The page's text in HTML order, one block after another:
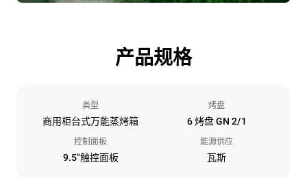
产品规格
类型
商用柜台式万能蒸烤箱
烤盘
6 烤盘 GN 2/1
控制面板
9.5"触控面板
能源供应
瓦斯